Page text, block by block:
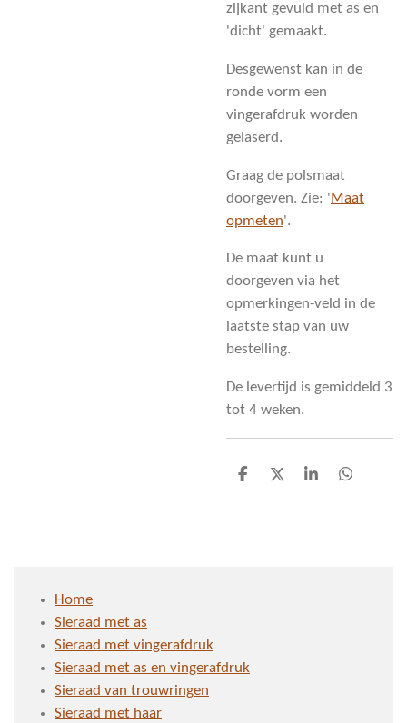
zijkant gevuld met as en
'dicht' gemaakt.
Desgewenst kan in de
ronde vorm een
vingerafdruk worden
gelaserd.
Graag de polsmaat
doorgeven. Zie: 'Maat
opmeten'.
De maat kunt u
doorgeven via het
opmerkingen-veld in de
laatste stap van uw
bestelling.
De levertijd is gemiddeld 3
tot 4 weken.
D
D
S
D
Home
Sieraad met as
Sieraad met vingerafdruk
Sieraad met as en vingerafdruk
Sieraad van trouwringen
Sieraad met haar